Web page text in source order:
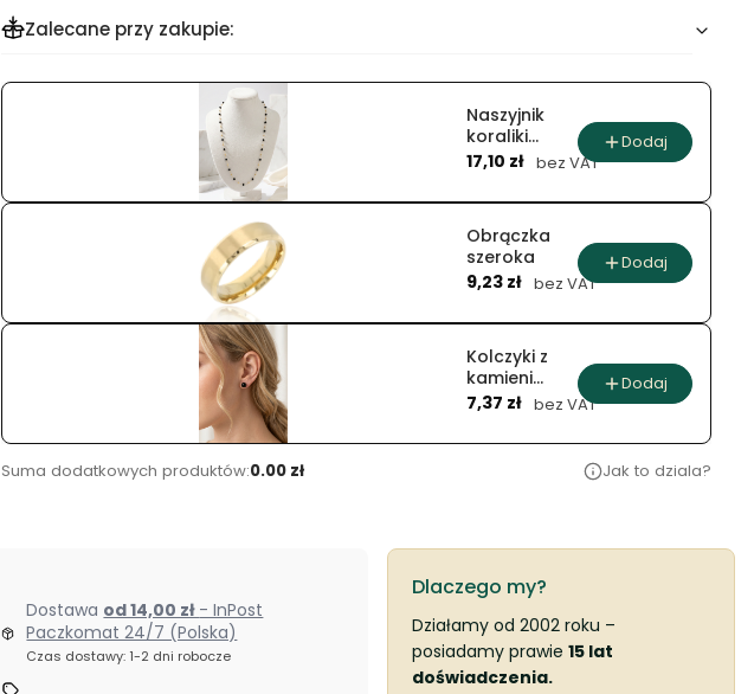
Zalecane przy zakupie:
Naszyjnik
koraliki
onyks nocny
Cena
17,10 zł bez VAT
Dodaj
Obrączka
szeroka
Cena
9,23 zł bez VAT
Dodaj
Kolczyki z
kamieni
naturalnych
Cena
7,37 zł bez VAT
Dodaj
Suma dodatkowych produktów:0.00 zł Jak to dziala?
Dostawa od 14,00 zł - InPost
Paczkomat 24/7 (Polska)
Czas dostawy: 1-2 dni robocze
Dlaczego my?
Działamy od 2002 roku –
posiadamy prawie 15 lat
doświadczenia.